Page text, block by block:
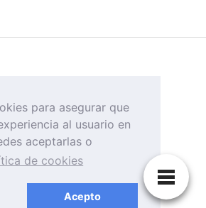
de inglés oficial B1-B2-
para asegurar que
al usuario en
aceptarlas o
de cookies
Acepto